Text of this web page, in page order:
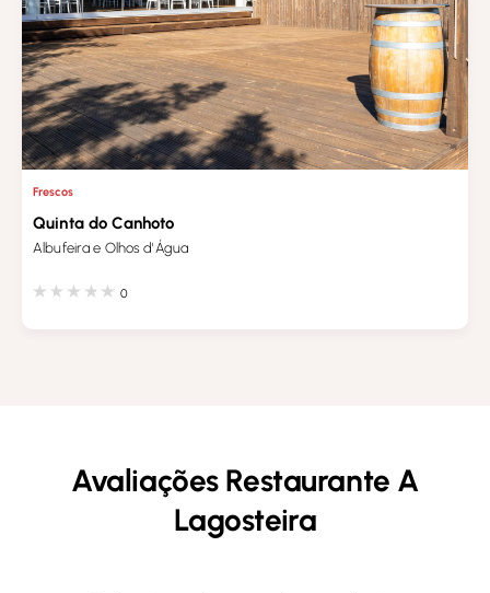
Frescos
Quinta do Canhoto
Albufeira e Olhos d'Água
0
Avaliações Restaurante A
Lagosteira